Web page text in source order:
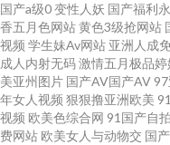
91传媒在线免费观看 麻豆国产
成人片 国产海角社区91 91磁
国产婷婷 91自慰凤楼 亚州综
国产a级0变性人妖 国产福利
香五月色网站黄色3级抢网站
视频 学生妹Av网站 亚洲人成
成人内射无码激情五月极品婷
美亚州图片 国产AV国产AV
年女人视频 狠狠撸亚洲欧美
视频 欧美色综合网 91国产自
费网站 欧美女人与动物交 国